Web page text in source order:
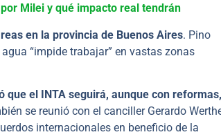
Milei y qué impacto real tendrán
en la provincia de Buenos Aires. Pino
“impide trabajar” en vastas zonas
que el INTA seguirá, aunque con
se reunió con el canciller Gerardo
internacionales en beneficio de la